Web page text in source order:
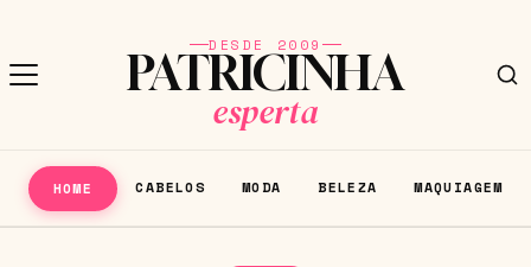
DESDE 2009
PATRICINHA
esperta
HOME CABELOS MODA BELEZA MAQUIAGEM